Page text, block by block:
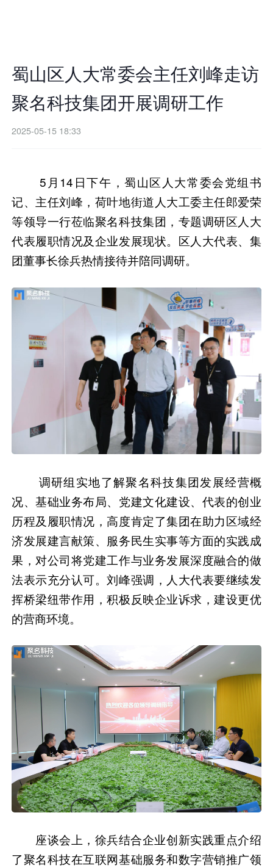
蜀山区人大常委会主任刘峰走访
聚名科技集团开展调研工作
2025-05-15 18:33
5月14日下午，蜀山区人大常委会党组书
记、主任刘峰，荷叶地街道人大工委主任郎爱荣
等领导一行莅临聚名科技集团，专题调研区人大
代表履职情况及企业发展现状。区人大代表、集
团董事长徐兵热情接待并陪同调研。
调研组实地了解聚名科技集团发展经营概
况、基础业务布局、党建文化建设、代表的创业
历程及履职情况，高度肯定了集团在助力区域经
济发展建言献策、服务民生实事等方面的实践成
果，对公司将党建工作与业务发展深度融合的做
法表示充分认可。刘峰强调，人大代表要继续发
挥桥梁纽带作用，积极反映企业诉求，建设更优
的营商环境。
座谈会上，徐兵结合企业创新实践重点介绍
了聚名科技在互联网基础服务和数字营销推广领